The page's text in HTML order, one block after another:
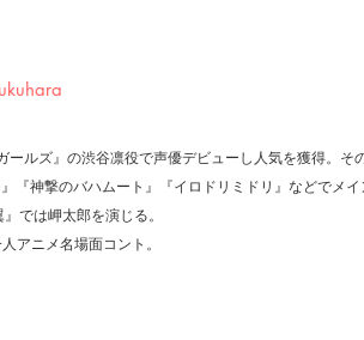
ールズ』の渋谷凛役で声優デビューし人気を獲得。そ
『神撃のバハムート』『イロドリミドリ』などでメイ
では岬太郎を演じる。
アニメ名場面コント。